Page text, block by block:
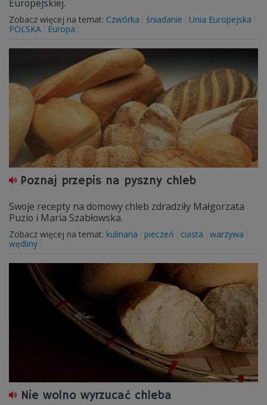
Europejskiej.
Zobacz więcej na temat: Czwórka śniadanie
Unia Europejska
POLSKA
Europa
Poznaj przepis na pyszny chleb
Swoje recepty na domowy chleb zdradziły Małgorzata
Puzio i Maria Szabłowska.
Zobacz więcej na temat: kulinaria pieczeń ciasta
warzywa
wędliny
Nie wolno wyrzucać chleba